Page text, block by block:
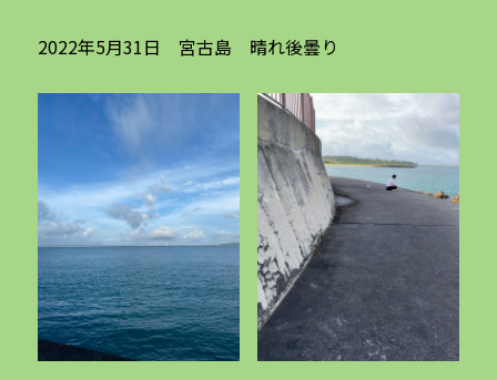
2022年5月31日 宮古島 晴れ後曇り